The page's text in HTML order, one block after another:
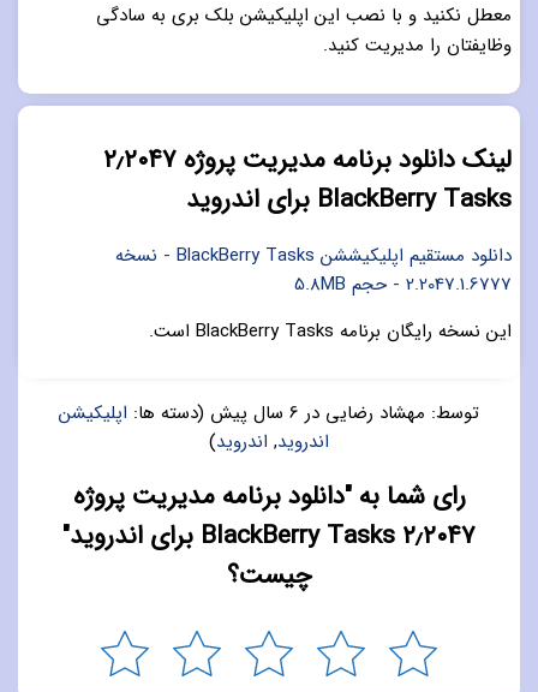
معطل نکنید و با نصب این اپلیکیشن بلک بری به سادگی
وظایفتان را مدیریت کنید.
لینک دانلود برنامه مدیریت پروژه ۲٫۲۰۴۷
BlackBerry Tasks برای اندروید
دانلود مستقیم اپلیکیششن BlackBerry Tasks - نسخه
2.2047.1.6777 - حجم 5.8MB
این نسخه رایگان برنامه BlackBerry Tasks است.
توسط: مهشاد رضایی در 6 سال پیش (دسته ها: اپلیکیشن
اندروید, اندروید)
رای شما به "دانلود برنامه مدیریت پروژه
۲٫۲۰۴۷ BlackBerry Tasks برای اندروید"
چیست؟